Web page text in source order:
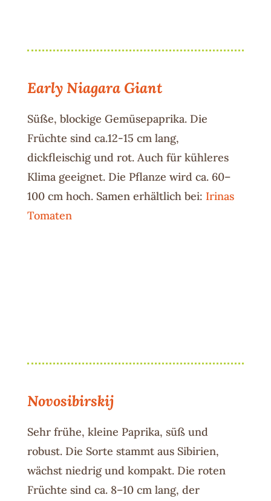
Early Niagara Giant
Süße, blockige Gemüsepaprika. Die
Früchte sind ca.12-15 cm lang,
dickfleischig und rot. Auch für kühleres
Klima geeignet. Die Pflanze wird ca. 60–
100 cm hoch. Samen erhältlich bei: Irinas
Tomaten
Novosibirskij
Sehr frühe, kleine Paprika, süß und
robust. Die Sorte stammt aus Sibirien,
wächst niedrig und kompakt. Die roten
Früchte sind ca. 8–10 cm lang, der